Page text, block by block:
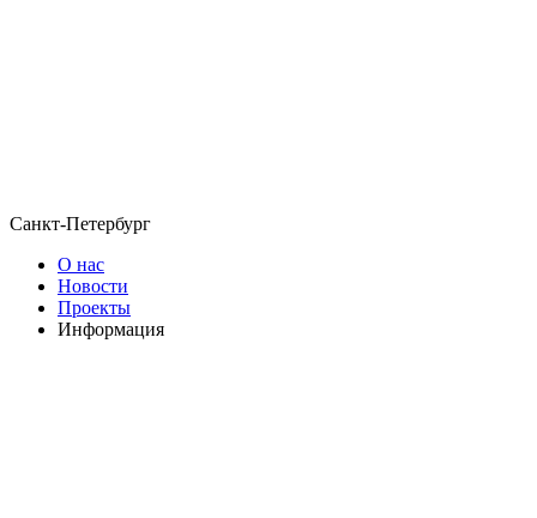
Санкт-Петербург
О нас
Новости
Проекты
Информация